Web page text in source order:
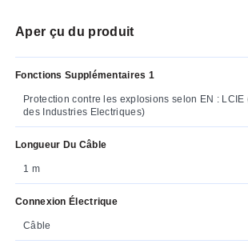
Aper çu du produit
Fonctions Supplémentaires 1
Protection contre les explosions selon EN : LCIE
des Industries Electriques)
Longueur Du Câble
1 m
Connexion Électrique
Câble